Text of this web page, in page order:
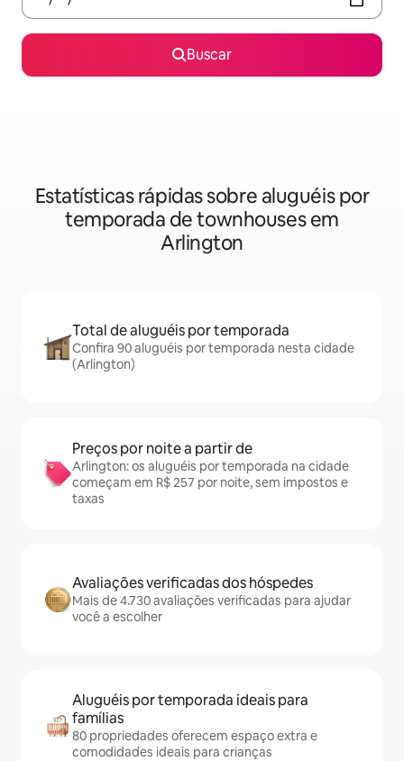
Buscar
Estatísticas rápidas sobre aluguéis por
temporada de townhouses em
Arlington
Total de aluguéis por temporada
Confira 90 aluguéis por temporada nesta cidade
(Arlington)
Preços por noite a partir de
Arlington: os aluguéis por temporada na cidade
começam em R$ 257 por noite, sem impostos e
taxas
Avaliações verificadas dos hóspedes
Mais de 4.730 avaliações verificadas para ajudar
você a escolher
Aluguéis por temporada ideais para
famílias
80 propriedades oferecem espaço extra e
comodidades ideais para crianças